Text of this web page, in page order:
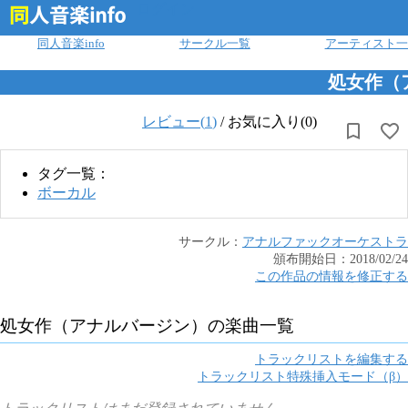
同人音楽info サークル一覧 アーティスト
処女作（
レビュー(1) / お気に入り(0)
タグ一覧：
ボーカル
サークル： アナルファックオーケストラ
頒布開始日： 2018/02/24
この作品の情報を修正する
処女作（アナルバージン） の楽曲一覧
トラックリストを編集する
トラックリスト特殊挿入モード（β）